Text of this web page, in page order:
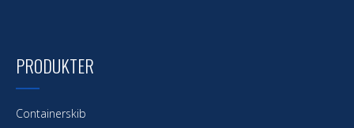
PRODUKTER
Containerskib